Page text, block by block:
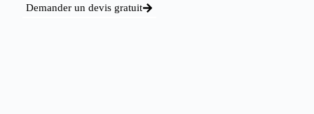
Demander un devis gratuit